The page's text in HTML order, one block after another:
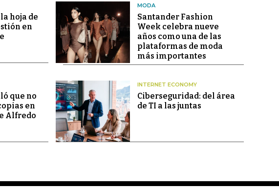
hoja de
en
MODA
Santander Fashion
Week celebra nueve
años como una de las
plataformas de moda
más importantes
que no
en
Alfredo
INTERNET ECONOMY
Ciberseguridad: del área
de TI a las juntas